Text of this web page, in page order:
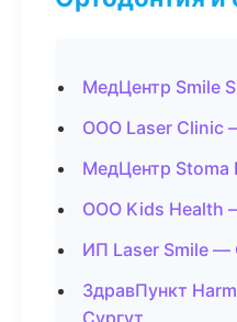
МедЦентр Smile
ООО Laser Clinic
МедЦентр
ООО Kids Health
ИП Laser Smile —
ЗдравПункт
Сургут